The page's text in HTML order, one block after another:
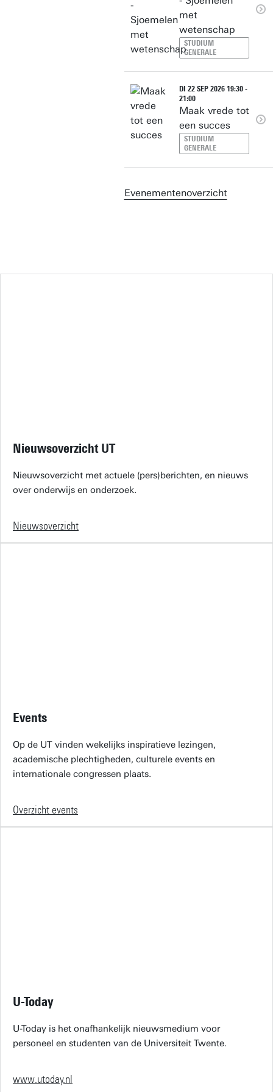
met
wetenschap
STUDIUM
GENERALE
DI 22 SEP 2026 19:30 -
21:00
Maak vrede tot
een succes
STUDIUM
GENERALE
Evenementenoverzicht
Nieuwsoverzicht UT
Nieuwsoverzicht met actuele (pers)berichten, en nieuws
over onderwijs en onderzoek.
Nieuwsoverzicht
Events
Op de UT vinden wekelijks inspiratieve lezingen,
academische plechtigheden, culturele events en
internationale congressen plaats.
Overzicht events
U-Today
U-Today is het onafhankelijk nieuwsmedium voor
personeel en studenten van de Universiteit Twente.
www.utoday.nl